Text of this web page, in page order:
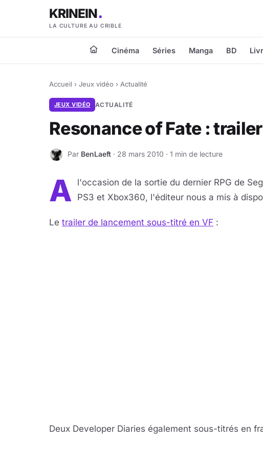
KRINEIN
LA CULTURE AU CRIBLE
Cinéma Séries Manga BD
Accueil › Jeux vidéo › Actualité
JEUX VIDÉO ACTUALITÉ
Resonance of Fate :
B Par BenLaeft · 28 mars 2010 · 1 min de lecture
A l'occasion de la sortie du dernier RPG de
PS3 et Xbox360, l'éditeur nous a mis à
Le trailer de lancement sous-titré en VF :
Deux Developer Diaries également sous-titrés en